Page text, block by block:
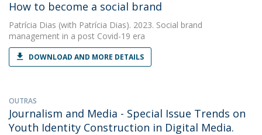
How to become a social brand
Patrícia Dias (with Patrícia Dias). 2023. Social brand
management in a post Covid-19 era
DOWNLOAD AND MORE DETAILS
OUTRAS
Journalism and Media - Special Issue Trends on
Youth Identity Construction in Digital Media.